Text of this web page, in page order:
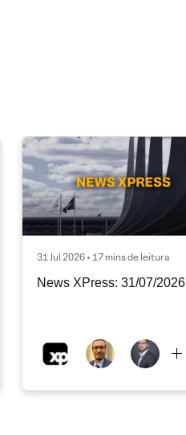
31 Jul 2026 • 17 mins de leitura
News XPress: 31/07/2026